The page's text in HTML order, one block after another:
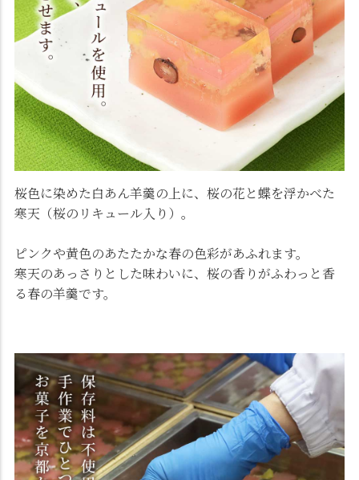
桜色に染めた白あん羊羹の上に、桜の花と蝶を浮かべた
寒天（桜のリキュール入り）。
ピンクや黄色のあたたかな春の色彩があふれます。
寒天のあっさりとした味わいに、桜の香りがふわっと香
る春の羊羹です。